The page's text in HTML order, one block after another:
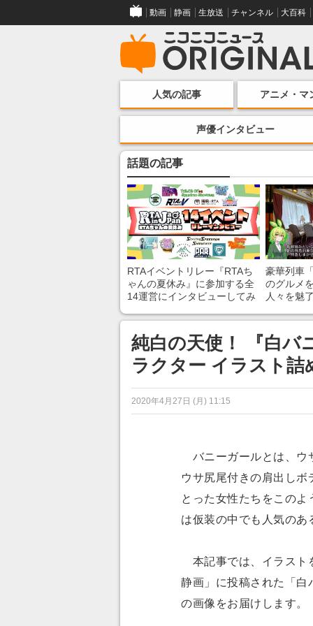
動画 静画 生放送 チャンネル 大百科
人気の記事 アニメ・マ
声優インタビュー
話題の記事
RTAイベントリレー『RTAち
ゃんの夏休み』に参加する全
14運営にインタビューしてみ
ンネルの貸し出しを利用し8/9
から1週間にわたって開催
豪華列車
のグルメ
人々を魅
あ」「行
純白の天使！ 『白バ
ラクター イラスト詰
2020年4月27日 (月) 11:15
バニーガールとは、ウ
ウサ尻尾付きの肩出し
とった女性たちをこの
は仮装の中でも人気のあ
本記事では、イラスト
静画」に投稿された「白
の画像をお届けします。